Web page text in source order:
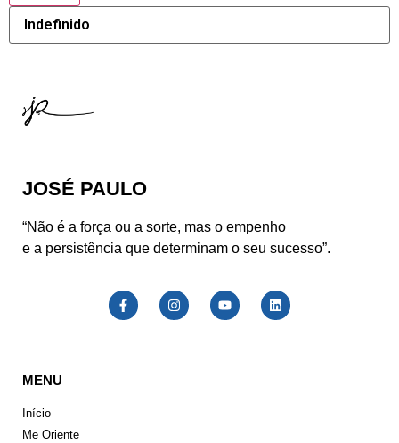
JOSÉ PAULO
“Não é a força ou a sorte, mas o empenho
e a persistência que determinam o seu sucesso”.
MENU
Início
Me Oriente